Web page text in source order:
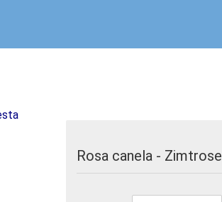
Rosa canela - Zimtrose